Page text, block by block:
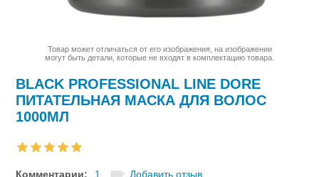
Товар может отличаться от его изображения, на изображении
могут быть детали, которые не входят в комплектацию товара.
BLACK PROFESSIONAL LINE DORE
ПИТАТЕЛЬНАЯ МАСКА ДЛЯ ВОЛОС
1000МЛ
Комментарии: 1 Добавить отзыв